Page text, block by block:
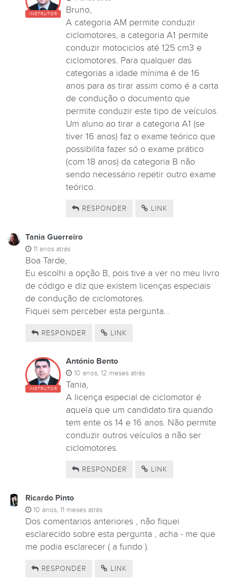
INSTRUTOR
Bruno,
A categoria AM permite conduzir
ciclomotores, a categoria A1 permite
conduzir motociclos até 125 cm3 e
ciclomotores. Para qualquer das
categorias a idade mínima é de 16
anos para as tirar assim como é a carta
de condução o documento que
permite conduzir este tipo de veículos.
Um aluno ao tirar a categoria A1 (se
tiver 16 anos) faz o exame teórico que
possibilita fazer só o exame prático
(com 18 anos) da categoria B não
sendo necessário repetir outro exame
teórico.
RESPONDER LINK
Tania Guerreiro
11 anos atrás
Boa Tarde,
Eu escolhi a opção B, pois tive a ver no meu livro
de código e diz que existem licenças especiais
de condução de ciclomotores.
Fiquei sem perceber esta pergunta...
RESPONDER LINK
INSTRUTOR
António Bento
10 anos, 12 meses atrás
Tania,
A licença especial de ciclomotor é
aquela que um candidato tira quando
tem ente os 14 e 16 anos. Não permite
conduzir outros veículos a não ser
ciclomotores.
RESPONDER LINK
Ricardo Pinto
10 anos, 11 meses atrás
Dos comentarios anteriores , não fiquei
esclarecido sobre esta pergunta , acha - me que
me podia esclarecer ( a fundo ).
RESPONDER LINK